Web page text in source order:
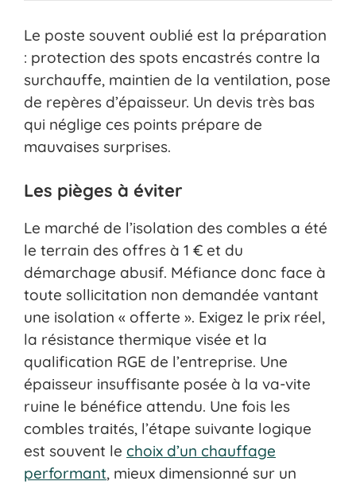
Le poste souvent oublié est la préparation
: protection des spots encastrés contre la
surchauffe, maintien de la ventilation, pose
de repères d’épaisseur. Un devis très bas
qui néglige ces points prépare de
mauvaises surprises.
Les pièges à éviter
Le marché de l’isolation des combles a été
le terrain des offres à 1 € et du
démarchage abusif. Méfiance donc face à
toute sollicitation non demandée vantant
une isolation « offerte ». Exigez le prix réel,
la résistance thermique visée et la
qualification RGE de l’entreprise. Une
épaisseur insuffisante posée à la va-vite
ruine le bénéfice attendu. Une fois les
combles traités, l’étape suivante logique
est souvent le choix d’un chauffage
performant, mieux dimensionné sur un